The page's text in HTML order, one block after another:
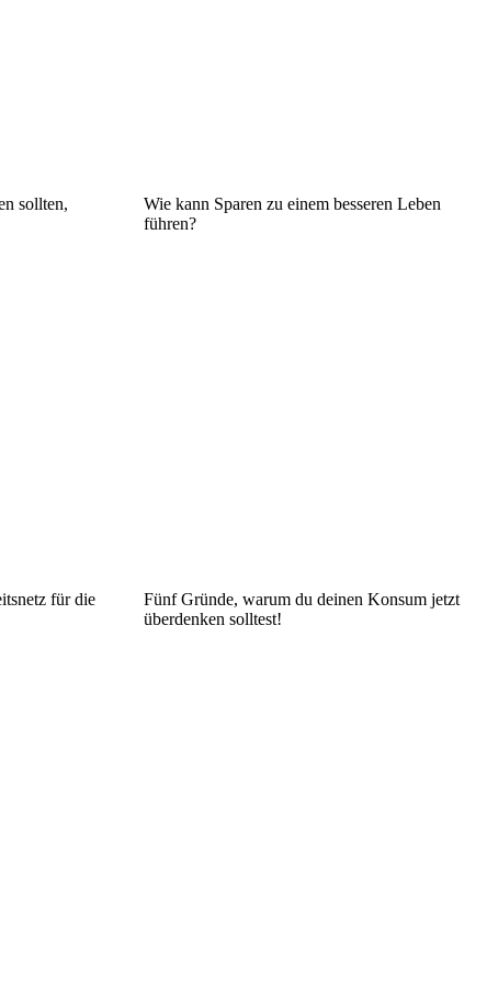
sollten,
Wie kann Sparen zu einem besseren Leben
führen?
für die
Fünf Gründe, warum du deinen Konsum jetzt
überdenken solltest!